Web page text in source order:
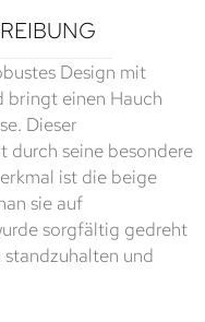
Design mit
bringt einen Hauch
Dieser
seine besondere
ist die beige
sie auf
sorgfältig gedreht
und